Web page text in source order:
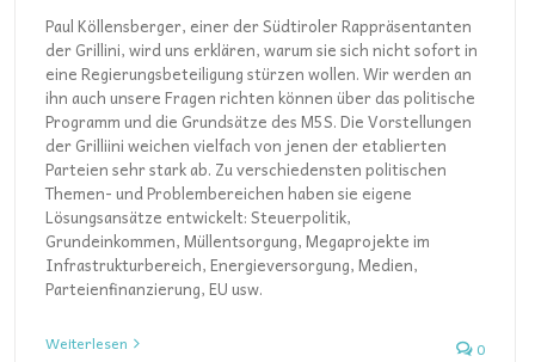
Paul Köllensberger, einer der Südtiroler Rappräsentanten
der Grillini, wird uns erklären, warum sie sich nicht sofort in
eine Regierungsbeteiligung stürzen wollen. Wir werden an
ihn auch unsere Fragen richten können über das politische
Programm und die Grundsätze des M5S. Die Vorstellungen
der Grilliini weichen vielfach von jenen der etablierten
Parteien sehr stark ab. Zu verschiedensten politischen
Themen- und Problembereichen haben sie eigene
Lösungsansätze entwickelt: Steuerpolitik,
Grundeinkommen, Müllentsorgung, Megaprojekte im
Infrastrukturbereich, Energieversorgung, Medien,
Parteienfinanzierung, EU usw.
Weiterlesen 0